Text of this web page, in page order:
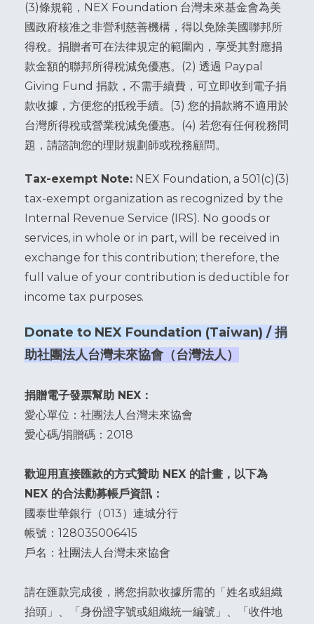
(3)條規範，NEX Foundation 台灣未來基金會為美
國政府核准之非營利慈善機構，得以免除美國聯邦所
得稅。捐贈者可在法律規定的範圍內，享受其對應捐
款金額的聯邦所得稅減免優惠。(2) 透過 Paypal
Giving Fund 捐款，不需手續費，可立即收到電子捐
款收據，方便您的抵稅手續。(3) 您的捐款將不適用於
台灣所得稅或營業稅減免優惠。(4) 若您有任何稅務問
題，請諮詢您的理財規劃師或稅務顧問。
Tax-exempt Note: NEX Foundation, a 501(c)(3)
tax-exempt organization as recognized by the
Internal Revenue Service (IRS). No goods or
services, in whole or in part, will be received in
exchange for this contribution; therefore, the
full value of your contribution is deductible for
income tax purposes.
Donate to NEX Foundation (Taiwan) / 捐
助社團法人台灣未來協會（台灣法人）
捐贈電子發票幫助 NEX：
愛心單位：社團法人台灣未來協會
愛心碼/捐贈碼：2018
歡迎用直接匯款的方式贊助 NEX 的計畫，以下為
NEX 的合法勸募帳戶資訊：
國泰世華銀行（013）連城分行
帳號：128035006415
戶名：社團法人台灣未來協會
請在匯款完成後，將您捐款收據所需的「姓名或組織
抬頭」、「身份證字號或組織統一編號」、「收件地